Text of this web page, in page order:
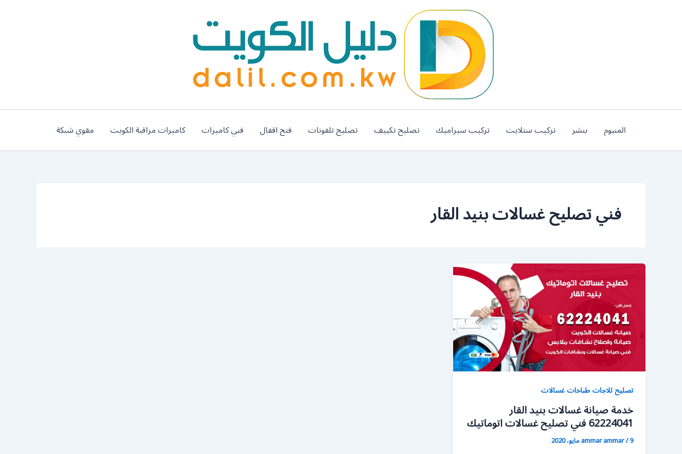
المنيوم بنشر تركيب ستلايت تركيب سيراميك تصليح تكييف تصليح تلفونات فتح اقفال فني كاميرات كاميرات مراقبة الكويت مقوي شبكة
فني تصليح غسالات بنيد القار
تصليح ثلاجات طباخات غسالات
خدمة صيانة غسالات بنيد القار
62224041 فني تصليح غسالات اتوماتيك
ammar ammar/9 مايو، 2020